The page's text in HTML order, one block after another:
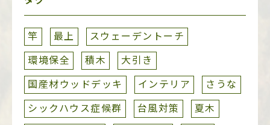
竿 最上
スウェーデントーチ
環境保全
積木
大引き
国産材ウッドデッキ
インテリア
さうな
シックハウス症候群
台風対策
夏木